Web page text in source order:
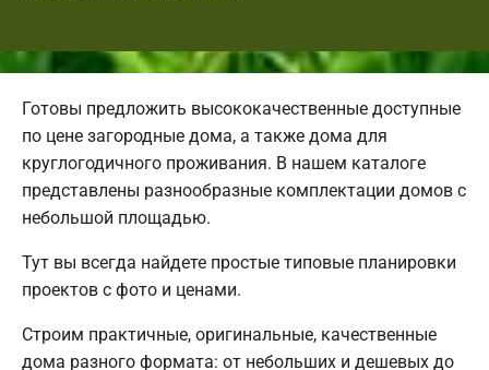
Готовы предложить высококачественные доступные
по цене загородные дома, а также дома для
круглогодичного проживания. В нашем каталоге
представлены разнообразные комплектации домов с
небольшой площадью.
Тут вы всегда найдете простые типовые планировки
проектов с фото и ценами.
Строим практичные, оригинальные, качественные
дома разного формата: от небольших и дешевых до